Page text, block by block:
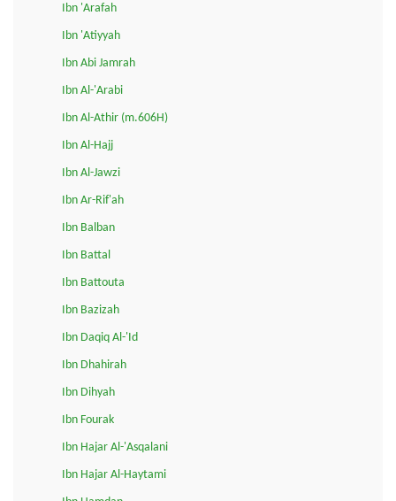
Ibn 'Arafah
Ibn 'Atiyyah
Ibn Abi Jamrah
Ibn Al-'Arabi
Ibn Al-Athir (m.606H)
Ibn Al-Hajj
Ibn Al-Jawzi
Ibn Ar-Rif'ah
Ibn Balban
Ibn Battal
Ibn Battouta
Ibn Bazizah
Ibn Daqiq Al-'Id
Ibn Dhahirah
Ibn Dihyah
Ibn Fourak
Ibn Hajar Al-'Asqalani
Ibn Hajar Al-Haytami